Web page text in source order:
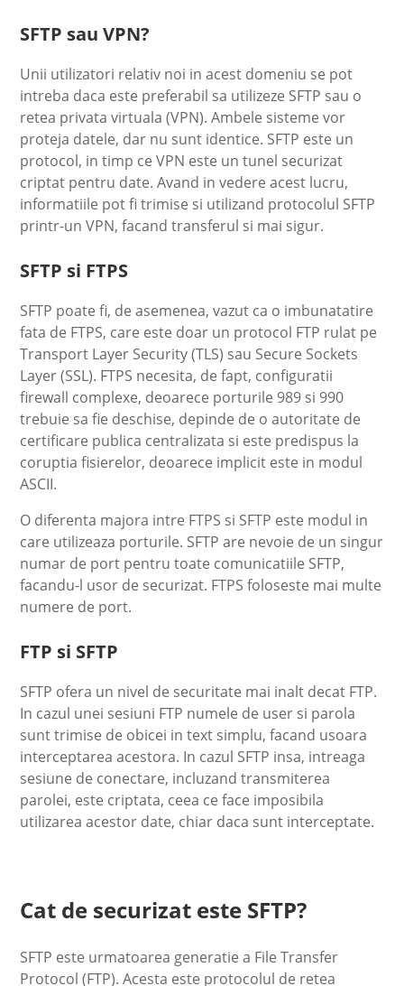
SFTP sau VPN?
Unii utilizatori relativ noi in acest domeniu se pot
intreba daca este preferabil sa utilizeze SFTP sau o
retea privata virtuala (VPN). Ambele sisteme vor
proteja datele, dar nu sunt identice. SFTP este un
protocol, in timp ce VPN este un tunel securizat
criptat pentru date. Avand in vedere acest lucru,
informatiile pot fi trimise si utilizand protocolul SFTP
printr-un VPN, facand transferul si mai sigur.
SFTP si FTPS
SFTP poate fi, de asemenea, vazut ca o imbunatatire
fata de FTPS, care este doar un protocol FTP rulat pe
Transport Layer Security (TLS) sau Secure Sockets
Layer (SSL). FTPS necesita, de fapt, configuratii
firewall complexe, deoarece porturile 989 si 990
trebuie sa fie deschise, depinde de o autoritate de
certificare publica centralizata si este predispus la
coruptia fisierelor, deoarece implicit este in modul
ASCII.
O diferenta majora intre FTPS si SFTP este modul in
care utilizeaza porturile. SFTP are nevoie de un singur
numar de port pentru toate comunicatiile SFTP,
facandu-l usor de securizat. FTPS foloseste mai multe
numere de port.
FTP si SFTP
SFTP ofera un nivel de securitate mai inalt decat FTP.
In cazul unei sesiuni FTP numele de user si parola
sunt trimise de obicei in text simplu, facand usoara
interceptarea acestora. In cazul SFTP insa, intreaga
sesiune de conectare, incluzand transmiterea
parolei, este criptata, ceea ce face imposibila
utilizarea acestor date, chiar daca sunt interceptate.
Cat de securizat este SFTP?
SFTP este urmatoarea generatie a File Transfer
Protocol (FTP). Acesta este protocolul de retea